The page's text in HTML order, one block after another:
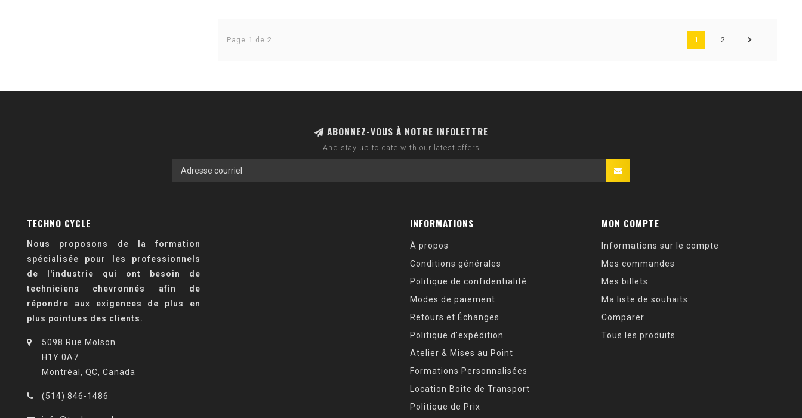
Page 1 de 2 1 2
ABONNEZ-VOUS À NOTRE INFOLETTRE
And stay up to date with our latest offers
TECHNO CYCLE
Nous proposons de la formation
spécialisée pour les professionnels
de l'industrie qui ont besoin de
techniciens chevronnés afin de
répondre aux exigences de plus en
plus pointues des clients.
5098 Rue Molson
H1Y 0A7
Montréal, QC, Canada
(514) 846-1486
INFORMATIONS
À propos
Conditions générales
Politique de confidentialité
Modes de paiement
Retours et Échanges
Politique d’expédition
Atelier & Mises au Point
Formations Personnalisées
Location Boite de Transport
Politique de Prix
MON COMPTE
Informations sur le compte
Mes commandes
Mes billets
Ma liste de souhaits
Comparer
Tous les produits